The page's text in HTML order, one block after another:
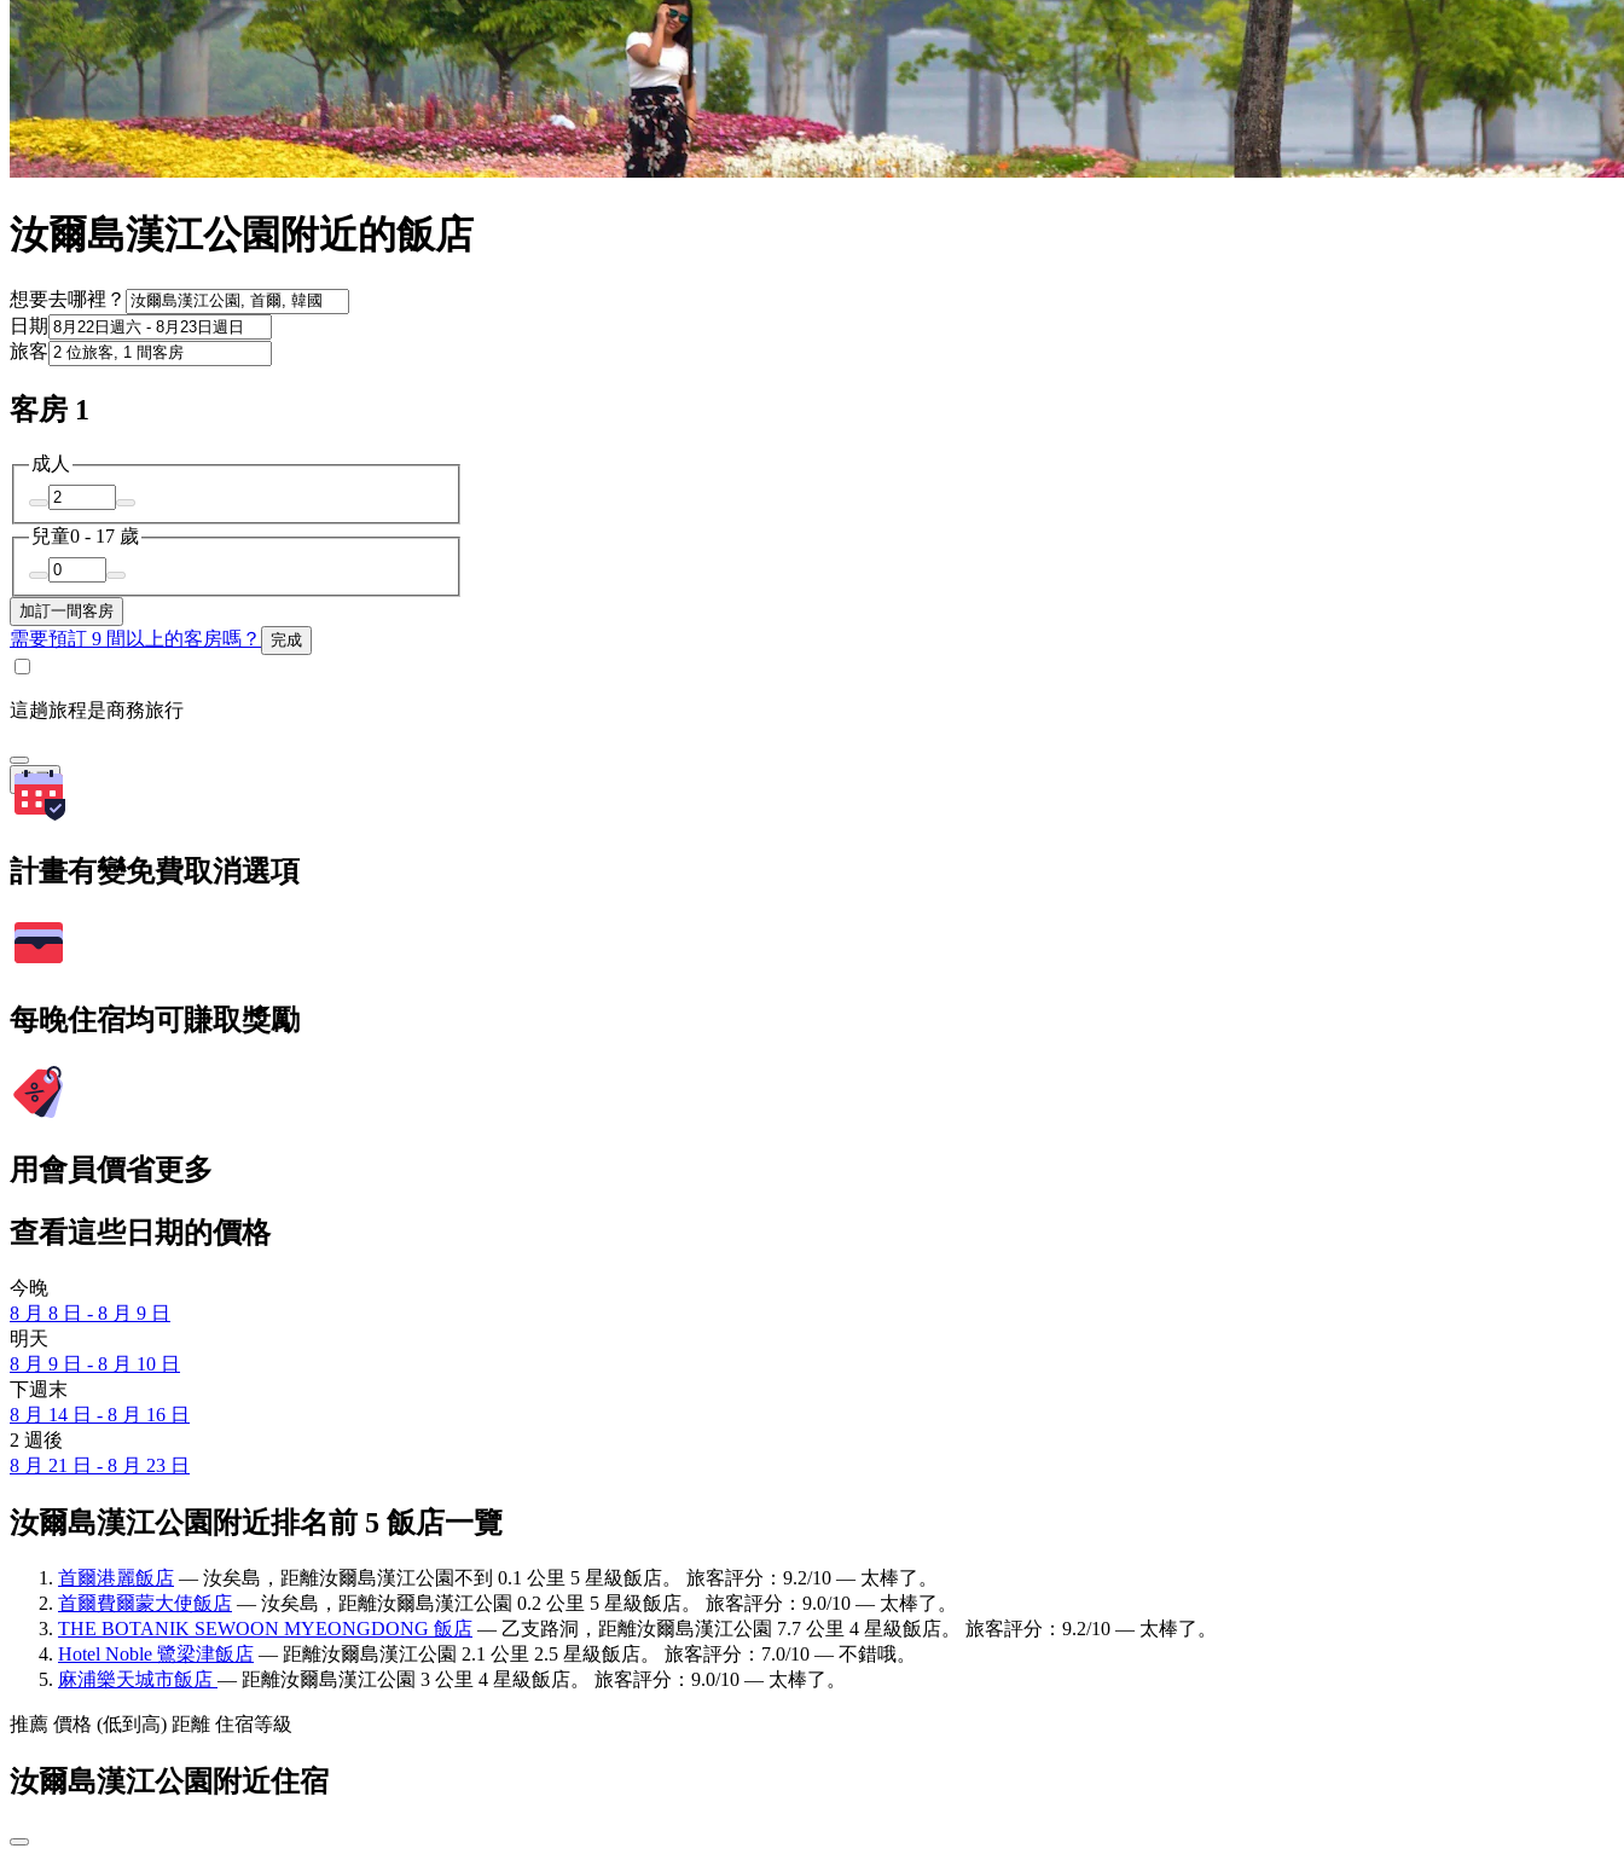
汝爾島漢江公園附近的飯店
想要去哪裡？
日期
旅客
客房 1
成人
兒童0 - 17 歲
加訂一間客房
需要預訂 9 間以上的客房嗎？ 完成
這趟旅程是商務旅行
搜尋
計畫有變免費取消選項
每晚住宿均可賺取獎勵
用會員價省更多
查看這些日期的價格
今晚
8 月 8 日 - 8 月 9 日
明天
8 月 9 日 - 8 月 10 日
下週末
8 月 14 日 - 8 月 16 日
2 週後
8 月 21 日 - 8 月 23 日
汝爾島漢江公園附近排名前 5 飯店一覽
首爾港麗飯店 — 汝矣島，距離汝爾島漢江公園不到 0.1 公里 5 星級飯店。 旅客評分：9.2/10 — 太棒了。
首爾費爾蒙大使飯店 — 汝矣島，距離汝爾島漢江公園 0.2 公里 5 星級飯店。 旅客評分：9.0/10 — 太棒了。
THE BOTANIK SEWOON MYEONGDONG 飯店 — 乙支路洞，距離汝爾島漢江公園 7.7 公里 4 星級飯店。 旅客評分：9.2/10 — 太棒了。
Hotel Noble 鷺梁津飯店 — 距離汝爾島漢江公園 2.1 公里 2.5 星級飯店。 旅客評分：7.0/10 — 不錯哦。
麻浦樂天城市飯店 — 距離汝爾島漢江公園 3 公里 4 星級飯店。 旅客評分：9.0/10 — 太棒了。
推薦 價格 (低到高) 距離 住宿等級
汝爾島漢江公園附近住宿